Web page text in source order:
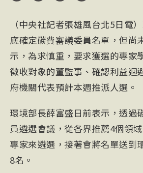
（中央社記者張雄風台北5日電
底確定碳費審議委員名單，但尚
示，為求慎重，要求獲選的專家
徵收對象的董監事、確認利益迴
府機關代表預計本週推派人選。
環境部長薛富盛日前表示，透過
員遴選會議，從各界推薦4個領
專家來遴選，接著會將名單送到
8名。